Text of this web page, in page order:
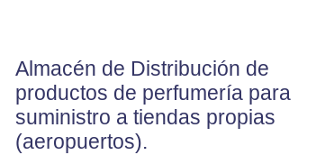
Almacén de Distribución de
productos de perfumería para
suministro a tiendas propias
(aeropuertos).